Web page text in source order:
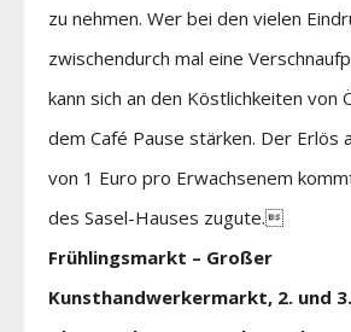
zu nehmen. Wer bei den vielen
zwischendurch mal eine
kann sich an den Köstlichkeiten von
dem Café Pause stärken. Der Erlös
von 1 Euro pro Erwachsenem
des Sasel-Hauses zugute.
Frühlingsmarkt – Großer
Kunsthandwerkermarkt, 2. und